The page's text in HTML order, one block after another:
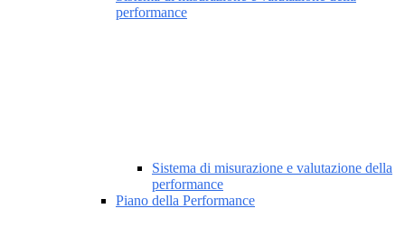
performance
Sistema di misurazione e valutazione della
performance
Piano della Performance